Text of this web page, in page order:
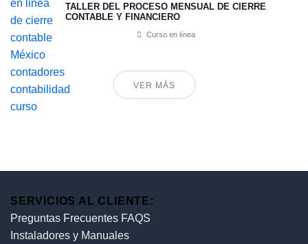
TALLER DEL PROCESO MENSUAL DE CIERRE
CONTABLE Y FINANCIERO
Curso en línea
VER MÁS
SERVICIOS AL CLIENTE:
Preguntas Frecuentes FAQS
Instaladores y Manuales